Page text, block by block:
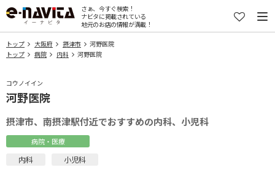
さぁ、今すぐ検索！
ナビタに掲載されている
地元のお店の情報が満載！
トップ 大阪府 摂津市
河野医院
トップ
病院 内科 河野医院
コウノイイン
河野医院
摂津市、南摂津駅付近でおすすめの内科、小児科
病院・医療
内科 小児科